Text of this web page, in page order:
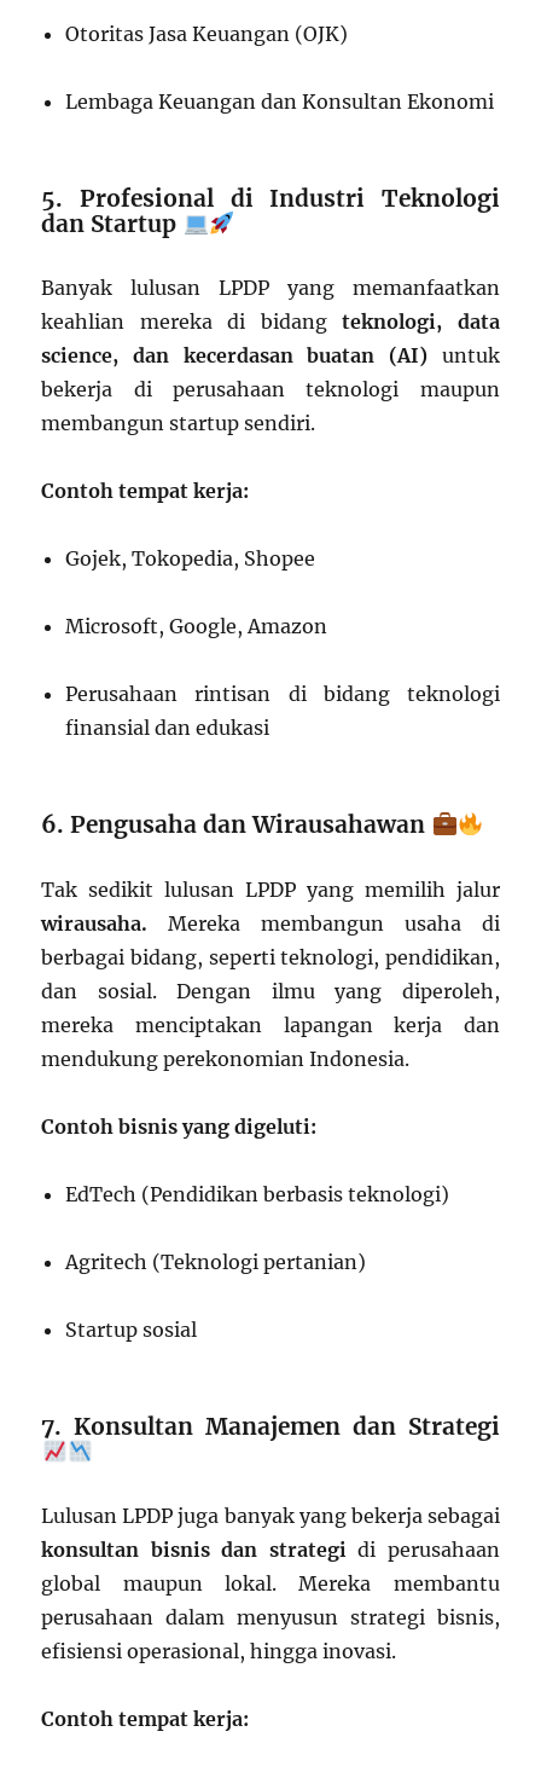
Otoritas Jasa Keuangan (OJK)
Lembaga Keuangan dan Konsultan Ekonomi
5. Profesional di Industri Teknologi
dan Startup
Banyak lulusan LPDP yang memanfaatkan
keahlian mereka di bidangteknologi, data
science, dan kecerdasan buatan (AI)untuk
bekerja di perusahaan teknologi maupun
membangun startup sendiri.
Contoh tempat kerja:
Gojek, Tokopedia, Shopee
Microsoft, Google, Amazon
Perusahaan rintisan di bidang teknologi
finansial dan edukasi
6. Pengusaha dan Wirausahawan
Tak sedikit lulusan LPDP yang memilih jalur
wirausaha. Mereka membangun usaha di
berbagai bidang, seperti teknologi, pendidikan,
dan sosial. Dengan ilmu yang diperoleh,
mereka menciptakan lapangan kerja dan
mendukung perekonomian Indonesia.
Contoh bisnis yang digeluti:
EdTech (Pendidikan berbasis teknologi)
Agritech (Teknologi pertanian)
Startup sosial
7. Konsultan Manajemen dan Strategi
Lulusan LPDP juga banyak yang bekerja sebagai
konsultan bisnis dan strategi di perusahaan
global maupun lokal. Mereka membantu
perusahaan dalam menyusun strategi bisnis,
efisiensi operasional, hingga inovasi.
Contoh tempat kerja: